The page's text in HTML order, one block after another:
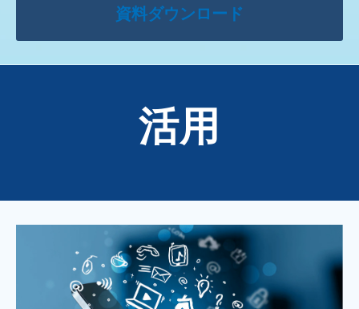
資料ダウンロード
活用